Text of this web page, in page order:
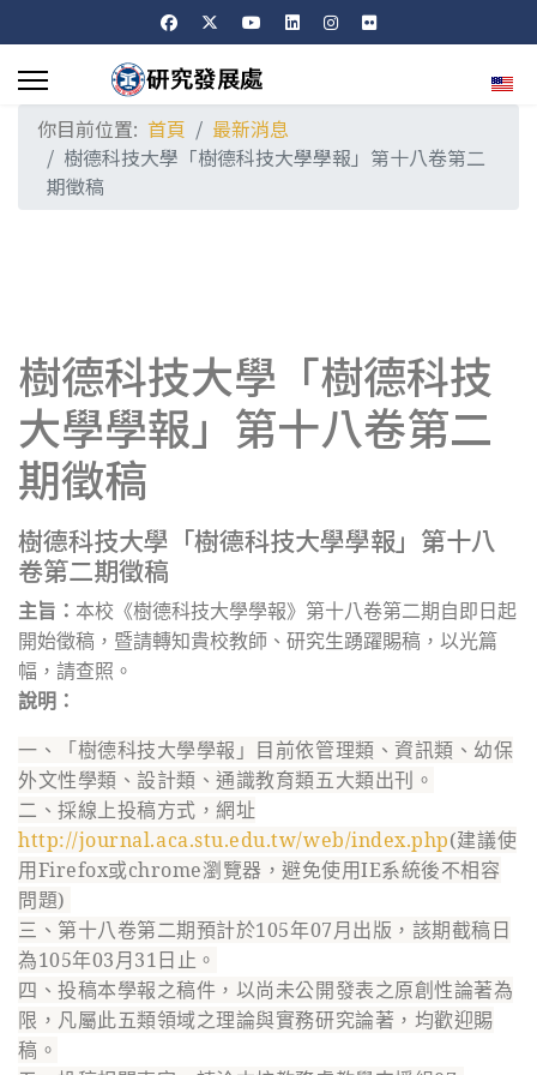
選擇
你目前位置: 首頁
最新消息
樹德科技大學「樹德科技大學學報」第十八卷第二
期徵稿
樹德科技大學「樹德科技
大學學報」第十八卷第二
期徵稿
樹德科技大學「樹德科技大學學報」第十八
卷第二期徵稿
主旨： 本校《樹德科技大學學報》第十八卷第二期自即日起
開始徵稿，暨請轉知貴校教師、研究生踴躍賜稿，以光篇
幅，請查照。
說明：
一、「樹德科技大學學報」目前依管理類、資訊類、幼保
外文性學類、設計類、通識教育類五大類出刊。
二、採線上投稿方式，網址
http://journal.aca.stu.edu.tw/web/index.php(建議使
用Firefox或chrome瀏覽器，避免使用IE系統後不相容
問題)
三、第十八卷第二期預計於105年07月出版，該期截稿日
為105年03月31日止。
四、投稿本學報之稿件，以尚未公開發表之原創性論著為
限，凡屬此五類領域之理論與實務研究論著，均歡迎賜
稿。